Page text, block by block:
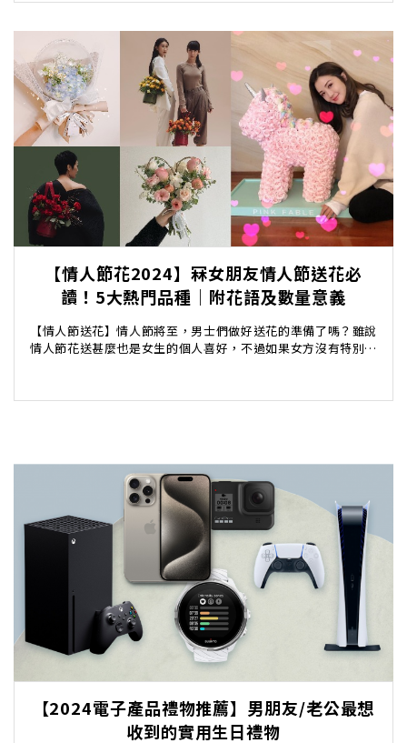
【情人節花2024】冧女朋友情人節送花必
讀！5大熱門品種｜附花語及數量意義
【情人節送花】情人節將至，男士們做好送花的準備了嗎？雖說
情人節花送甚麼也是女生的個人喜好，不過如果女方沒有特別喜
【2024電子產品禮物推薦】男朋友/老公最想
收到的實用生日禮物